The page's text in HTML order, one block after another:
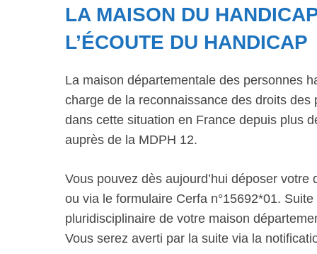
LA MAISON DU
L’ÉCOUTE DU HANDICAP
La maison départementale des personnes
charge de la reconnaissance des droits
dans cette situation en France depuis plus
auprès de la MDPH 12.
Vous pouvez dès aujourd’hui déposer
ou via le formulaire Cerfa n°15692*01. Suite
pluridisciplinaire de votre maison
Vous serez averti par la suite via la